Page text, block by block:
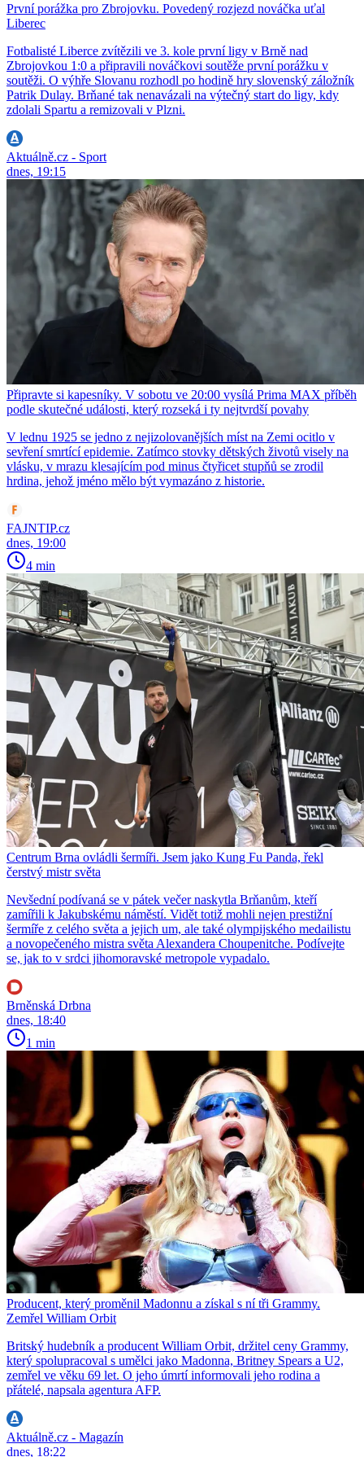
První porážka pro Zbrojovku. Povedený rozjezd nováčka uťal
Liberec
Fotbalisté Liberce zvítězili ve 3. kole první ligy v Brně nad
Zbrojovkou 1:0 a připravili nováčkovi soutěže první porážku v
soutěži. O výhře Slovanu rozhodl po hodině hry slovenský záložník
Patrik Dulay. Brňané tak nenavázali na výtečný start do ligy, kdy
zdolali Spartu a remizovali v Plzni.
Aktuálně.cz - Sport
dnes, 19:15
Připravte si kapesníky. V sobotu ve 20:00 vysílá Prima MAX příběh
podle skutečné události, který rozseká i ty nejtvrdší povahy
V lednu 1925 se jedno z nejizolovanějších míst na Zemi ocitlo v
sevření smrtící epidemie. Zatímco stovky dětských životů visely na
vlásku, v mrazu klesajícím pod minus čtyřicet stupňů se zrodil
hrdina, jehož jméno mělo být vymazáno z historie.
FAJNTIP.cz
dnes, 19:00
4 min
Centrum Brna ovládli šermíři. Jsem jako Kung Fu Panda, řekl
čerstvý mistr světa
Nevšední podívaná se v pátek večer naskytla Brňanům, kteří
zamířili k Jakubskému náměstí. Vidět totiž mohli nejen prestižní
šermíře z celého světa a jejich um, ale také olympijského medailistu
a novopečeného mistra světa Alexandera Choupenitche. Podívejte
se, jak to v srdci jihomoravské metropole vypadalo.
Brněnská Drbna
dnes, 18:40
1 min
Producent, který proměnil Madonnu a získal s ní tři Grammy.
Zemřel William Orbit
Britský hudebník a producent William Orbit, držitel ceny Grammy,
který spolupracoval s umělci jako Madonna, Britney Spears a U2,
zemřel ve věku 69 let. O jeho úmrtí informovali jeho rodina a
přátelé, napsala agentura AFP.
Aktuálně.cz - Magazín
dnes, 18:22